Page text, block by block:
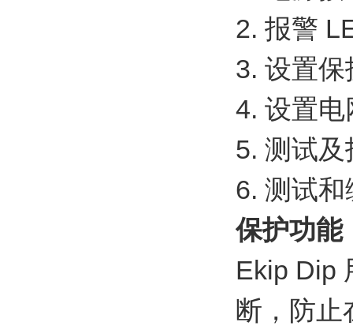
2. 报警
3. 设置
4. 设置
5. 测试
6. 测试
保护功能
Ekip Dip
断，防止